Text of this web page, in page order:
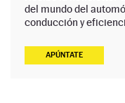
del mundo del
conducción y
APÚNTATE